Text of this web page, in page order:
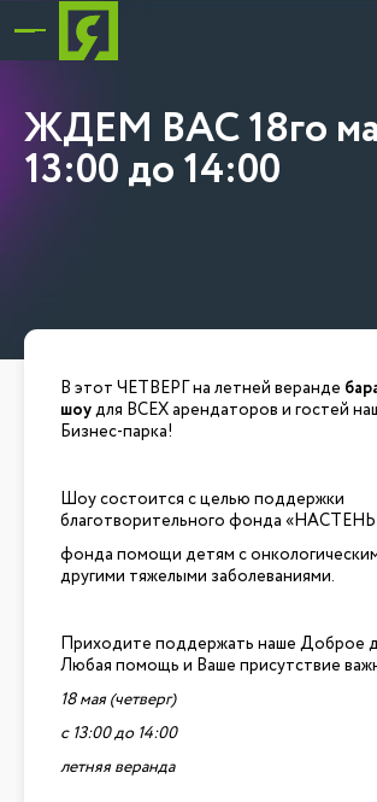
ЖДЕМ ВАС 18го
13:00 до 14:00
В этот ЧЕТВЕРГ на летней веранде
шоудля ВСЕХ арендаторов и гостей
Бизнес-парка!
Шоу состоится с целью поддержки
благотворительного фонда
фонда помощи детям с
другими тяжелыми заболеваниями.
Приходите поддержать наше Доброе
Любая помощь и Ваше присутствие
18 мая (четверг)
с 13:00 до 14:00
летняя веранда